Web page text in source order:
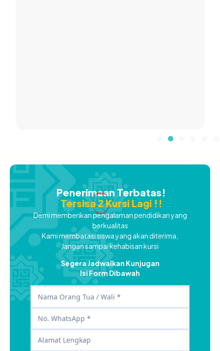
Penerimaan Terbatas!
Tersisa2Kursi Lagi !!
Demi memberikan pengalaman pendidikan yang
berkualitas
Kami membatasi siswa yang akan diterima,
Jangan sampai kehabisan kursi
Segera Jadwalkan Kunjugan
Isi Form Dibawah